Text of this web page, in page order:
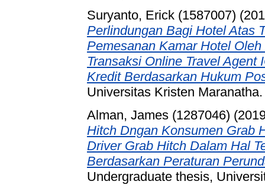
Suryanto, Erick (1587007)
Perlindungan Bagi Hotel Atas
Pemesanan Kamar Hotel
Transaksi Online Travel Agent
Kredit Berdasarkan Hukum
Universitas Kristen Maranatha.
Alman, James (1287046)
Hitch Dngan Konsumen Grab
Driver Grab Hitch Dalam Hal
Berdasarkan Peraturan
Undergraduate thesis,